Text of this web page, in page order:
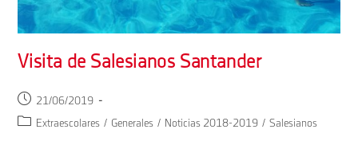
Visita de Salesianos Santander
Publicación
de
21/06/2019
Categoría
Extraescolares / Generales / Noticias 2018-2019 / Salesianos